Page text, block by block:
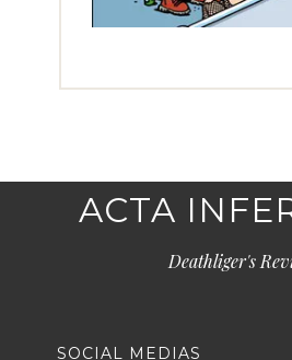
ACTA
Deathliger's
SOCIAL MEDIAS